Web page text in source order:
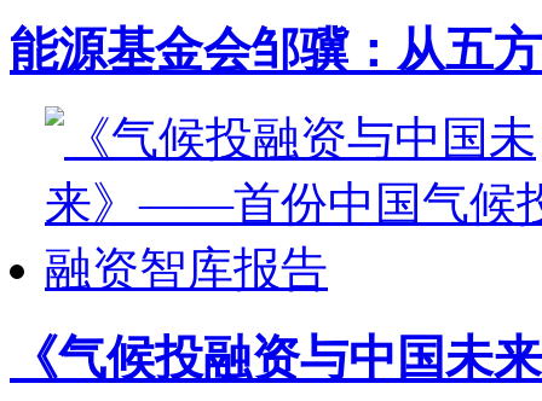
能源基金会邹骥：从五
《气候投融资与中国